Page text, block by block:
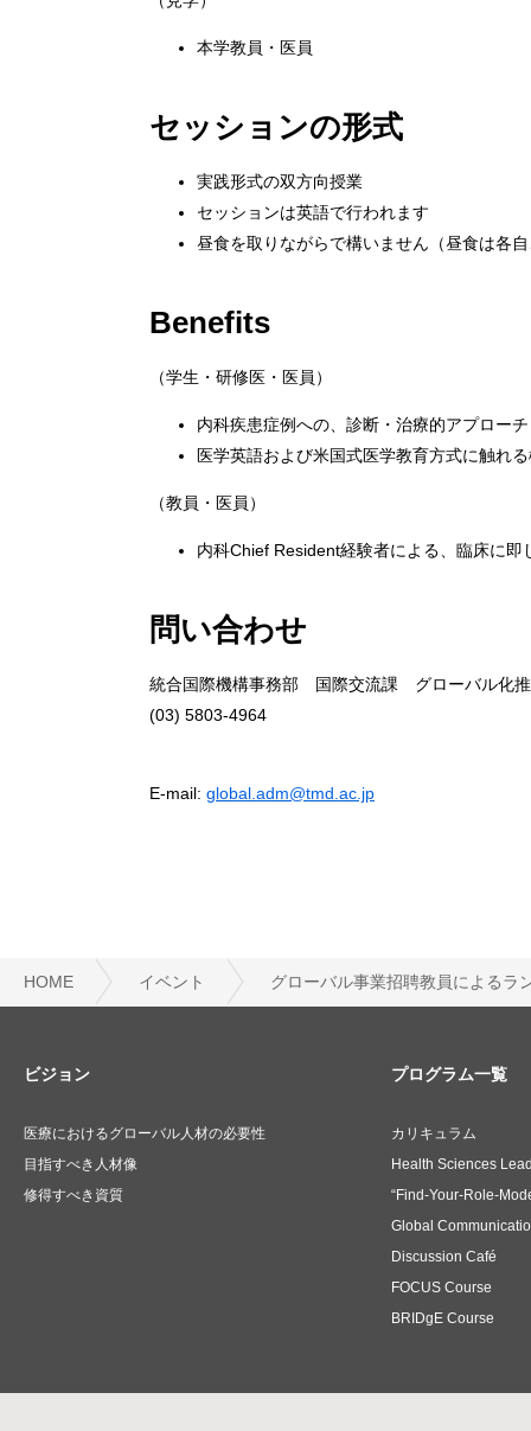
本学教員・医員
セッションの形式
実践形式の双方向授業
セッションは英語で行われます
昼食を取りながらで構いません（昼食は各
Benefits
（学生・研修医・医員）
内科疾患症例への、診断・治療的アプローチ
医学英語および米国式医学教育方式に触れ
（教員・医員）
内科Chief Resident経験者による、臨床に
問い合わせ
統合国際機構事務部 国際交流課 グローバル化
(03) 5803-4964
E-mail: global.adm@tmd.ac.jp
HOME イベント グローバル事業招聘教員によるラ
ビジョン
医療におけるグローバル人材の必要性
目指すべき人材像
修得すべき資質
プログラム一覧
カリキュラム
Health Sciences
“Find-Your-Role-
Global
Discussion Café
FOCUS Course
BRIDgE Course